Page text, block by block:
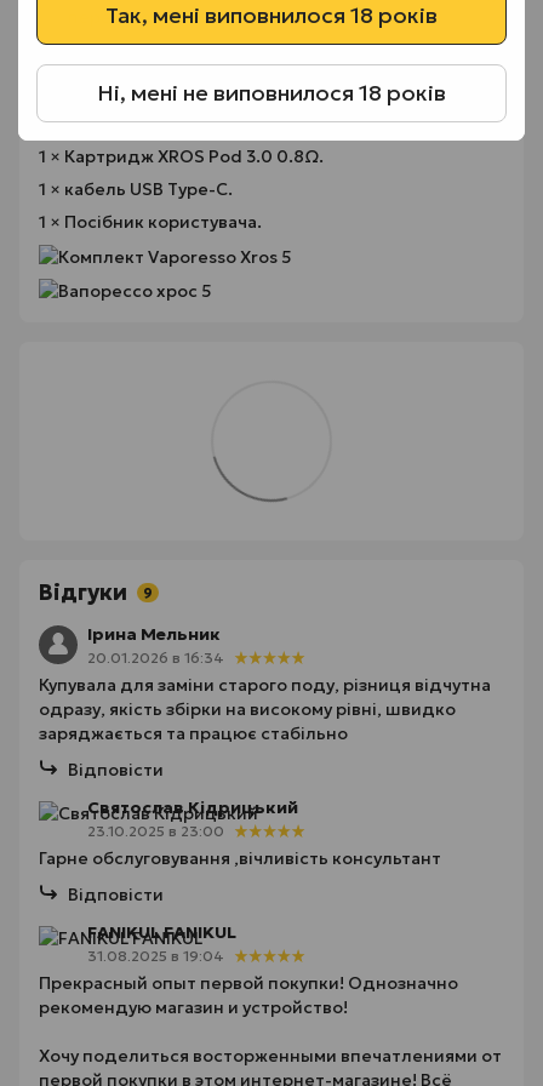
Так, мені виповнилося 18 років
Ні, мені не виповнилося 18 років
перезаряду та перегріву.
1 × Пристрій Vaporesso XROS 5.
1 × Картридж XROS Pod 3.0 0.6Ω.
1 × Картридж XROS Pod 3.0 0.8Ω.
1 × кабель USB Type-C.
1 × Посібник користувача.
Відгуки 9
Ірина Мельник
20.01.2026 в 16:34
Купувала для заміни старого поду, різниця відчутна
одразу, якість збірки на високому рівні, швидко
заряджається та працює стабільно
Відповісти
Святослав Кідрицький
23.10.2025 в 23:00
Гарне обслуговування ,вічливість консультант
Відповісти
FANIKUL FANIKUL
31.08.2025 в 19:04
Прекрасный опыт первой покупки! Однозначно
рекомендую магазин и устройство!
Хочу поделиться восторженными впечатлениями от
первой покупки в этом интернет-магазине! Всё